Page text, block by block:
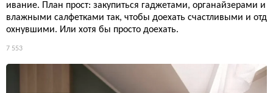
ивание. План прост: закупиться гаджетами, органайзерами и
влажными салфетками так, чтобы доехать счастливыми и отд
охнувшими. Или хотя бы просто доехать.
7 553